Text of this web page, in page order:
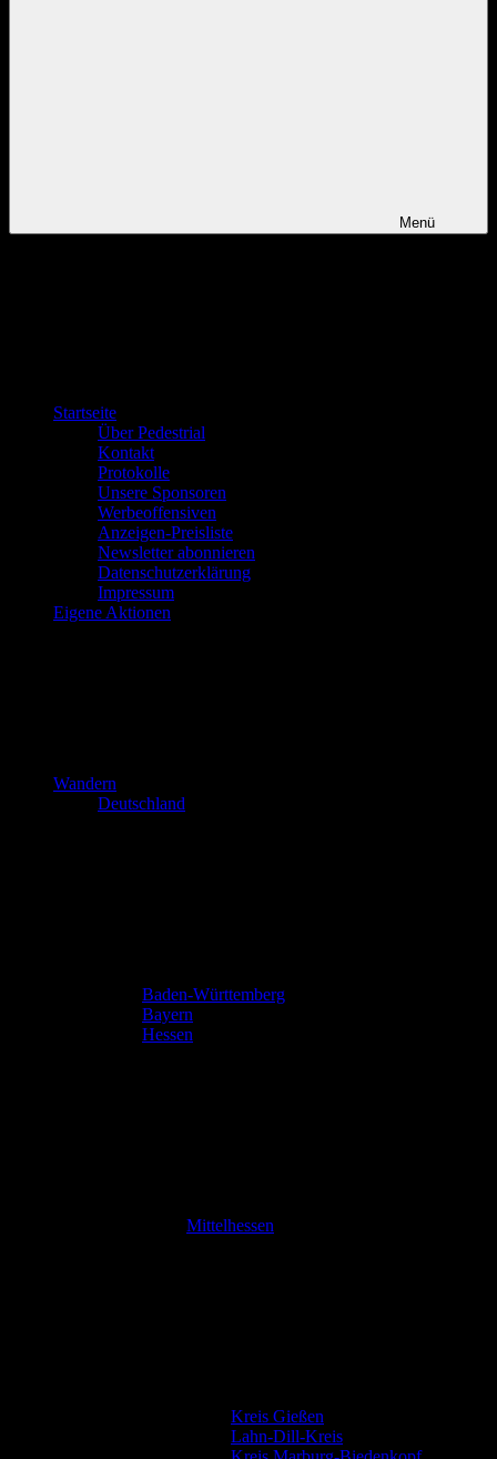
Menü
Startseite
Über Pedestrial
Kontakt
Protokolle
Unsere Sponsoren
Werbeoffensiven
Anzeigen-Preisliste
Newsletter abonnieren
Datenschutzerklärung
Impressum
Eigene Aktionen
Wandern
Deutschland
Baden-Württemberg
Bayern
Hessen
Mittelhessen
Kreis Gießen
Lahn-Dill-Kreis